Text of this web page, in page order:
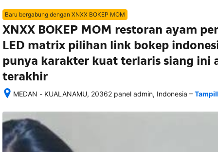
Baru bergabung dengan XNXX BOKEP MOM
XNXX BOKEP MOM restoran ayam
LED matrix pilihan link bokep
punya karakter kuat terlaris siang ini
terakhir
MEDAN - KUALANAMU, 20362 panel admin, Indonesia
memesan,
semua
rincian
akomodasi
–